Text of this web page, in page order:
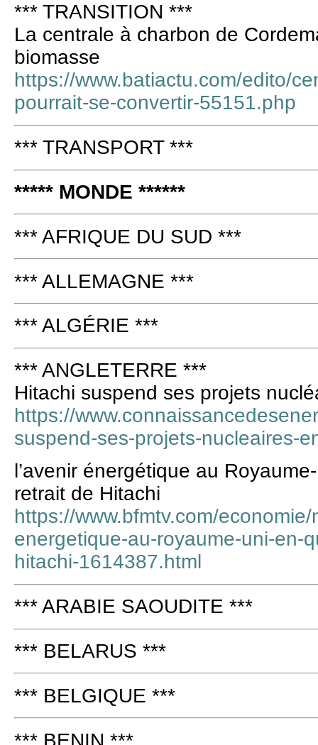
*** TRANSITION ***
La centrale à charbon de
biomasse
https://www.batiactu.com/edito/
pourrait-se-convertir-55151.php
*** TRANSPORT ***
***** MONDE ******
*** AFRIQUE DU SUD ***
*** ALLEMAGNE ***
*** ALGÉRIE ***
*** ANGLETERRE ***
Hitachi suspend ses projets
https://
suspend-ses-projets-nucleaires-
l’avenir énergétique au
retrait de Hitachi
https://www.bfmtv.com/
energetique-au-royaume-uni-en-
hitachi-1614387.html
*** ARABIE SAOUDITE ***
*** BELARUS ***
*** BELGIQUE ***
*** BENIN ***